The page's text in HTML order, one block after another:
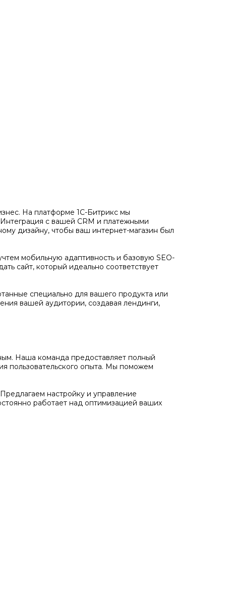
На платформе 1С-Битрикс мы
с вашей CRM и платежными
дизайну, чтобы ваш интернет-магазин был
мобильную адаптивность и базовую SEO-
сайт, который идеально соответствует
специально для вашего продукта или
вашей аудитории, создавая лендинги,
Наша команда предоставляет полный
пользовательского опыта. Мы поможем
настройку и управление
работает над оптимизацией ваших